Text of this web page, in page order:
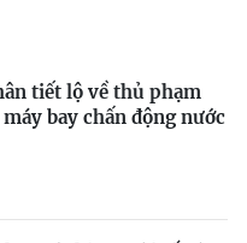
tiết lộ về thủ phạm
bay chấn động nước